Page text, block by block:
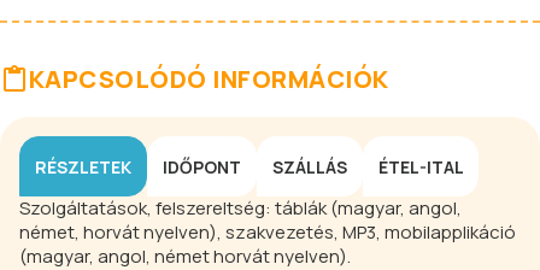
KAPCSOLÓDÓ INFORMÁCIÓK
RÉSZLETEK IDŐPONT SZÁLLÁS ÉTEL-ITAL
Szolgáltatások, felszereltség: táblák (magyar, angol,
német, horvát nyelven), szakvezetés, MP3, mobilapplikáció
(magyar, angol, német horvát nyelven).